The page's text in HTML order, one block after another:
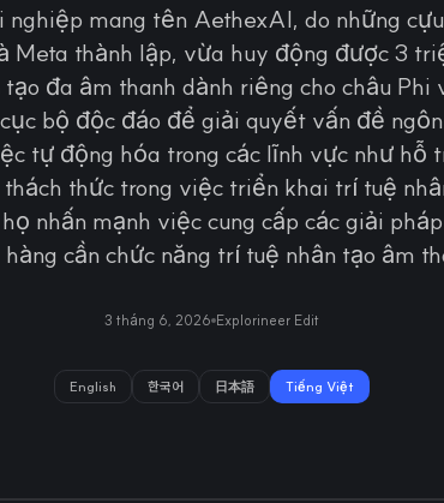
mang tên AethexAI, do những
Meta thành lập, vừa huy động được 3
đa âm thanh dành riêng cho châu Phi
bộ độc đáo để giải quyết vấn đề
tự động hóa trong các lĩnh vực như hỗ
thức trong việc triển khai trí tuệ
nhấn mạnh việc cung cấp các giải
hàng cần chức năng trí tuệ nhân tạo âm
3 tháng 6, 2026 Explorineer Edit
English 한국어 日本語 Tiếng Việt